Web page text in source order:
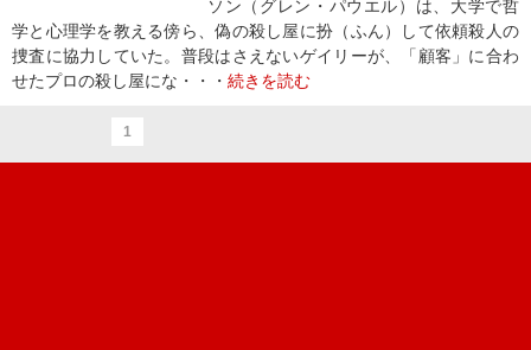
ソン（グレン・パウエル）は、大学で哲
学と心理学を教える傍ら、偽の殺し屋に扮（ふん）して依頼殺人の
捜査に協力していた。普段はさえないゲイリーが、「顧客」に合わ
せたプロの殺し屋にな・・・ 続きを読む
1